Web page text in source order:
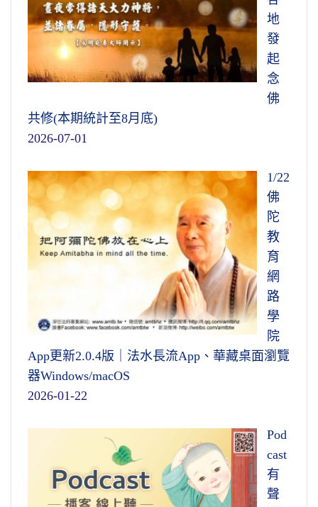
地
發
起
念
佛
共修(本期統計至8月底)
2026-07-01
1/22
佛
陀
教
育
網
路
學
院
App更新2.0.4版｜法水長流App、華藏桌面瀏覽
器Windows/macOS
2026-01-22
Pod
cast
有
聲